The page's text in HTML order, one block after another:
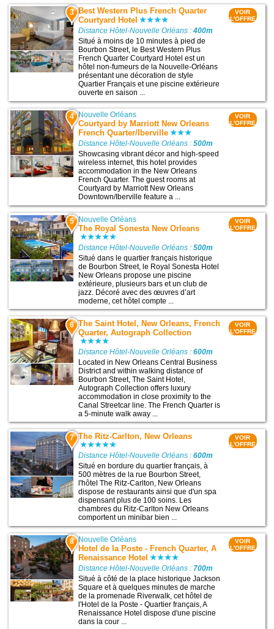
3 Best Western Plus French Quarter
Courtyard Hotel
Distance Hôtel-Nouvelle Orléans :400m
Situé à moins de 10 minutes à pied de
Bourbon Street, le Best Western Plus
French Quarter Courtyard Hotel est un
hôtel non-fumeurs de la Nouvelle-Orléans
présentant une décoration de style
Quartier Français et une piscine extérieure
ouverte en saison ...
VOIR
L'OFFRE
4 Nouvelle Orléans
Courtyard by Marriott New Orleans
French Quarter/Iberville
Distance Hôtel-Nouvelle Orléans :500m
Showcasing vibrant décor and high-speed
wireless internet, this hotel provides
accommodation in the New Orleans
French Quarter. The guest rooms at
Courtyard by Marriott New Orleans
Downtown/Iberville feature a ...
VOIR
L'OFFRE
5 Nouvelle Orléans
The Royal Sonesta New Orleans
Distance Hôtel-Nouvelle Orléans :500m
Situé dans le quartier français historique
de Bourbon Street, le Royal Sonesta Hotel
New Orleans propose une piscine
extérieure, plusieurs bars et un club de
jazz. Décoré avec des œuvres d’art
moderne, cet hôtel compte ...
VOIR
L'OFFRE
6 The Saint Hotel, New Orleans, French
Quarter, Autograph Collection
Distance Hôtel-Nouvelle Orléans :600m
Located in New Orleans Central Business
District and within walking distance of
Bourbon Street, The Saint Hotel,
Autograph Collection offers luxury
accommodation in close proximity to the
Canal Streetcar line. The French Quarter is
a 5-minute walk away ...
VOIR
L'OFFRE
7 The Ritz-Carlton, New Orleans
Distance Hôtel-Nouvelle Orléans :600m
Situé en bordure du quartier français, à
500 mètres de la rue Bourbon Street,
l'hôtel The Ritz-Carlton, New Orleans
dispose de restaurants ainsi que d'un spa
dispensant plus de 100 soins. Les
chambres du Ritz-Carlton New Orleans
comportent un minibar bien ...
VOIR
L'OFFRE
8 Nouvelle Orléans
Hotel de la Poste - French Quarter, A
Renaissance Hotel
Distance Hôtel-Nouvelle Orléans : 700m
Situé à côté de la place historique Jackson
Square et à quelques minutes de marche
de la promenade Riverwalk, cet hôtel de
l'Hotel de la Poste - Quartier français, A
Renaissance Hotel dispose d'une piscine
dans la cour ...
VOIR
L'OFFRE